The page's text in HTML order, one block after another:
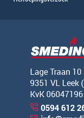
Lage Traan 10
9351 VL Leek
KvK 06047196
0594 612